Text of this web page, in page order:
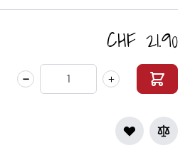
CHF 21.90
Menge